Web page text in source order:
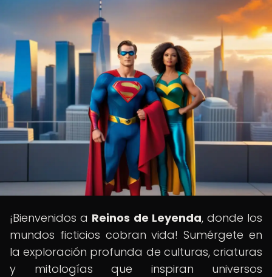
¡Bienvenidos a Reinos de Leyenda, donde los
mundos ficticios cobran vida! Sumérgete en
la exploración profunda de culturas, criaturas
y mitologías que inspiran universos